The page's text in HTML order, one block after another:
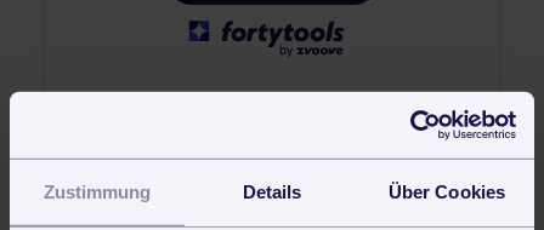
Zustimmung Details Über Cookies